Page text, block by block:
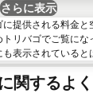
さらに表示
提供される料金と
リバゴでご覧にな
表示されていると
関するよ